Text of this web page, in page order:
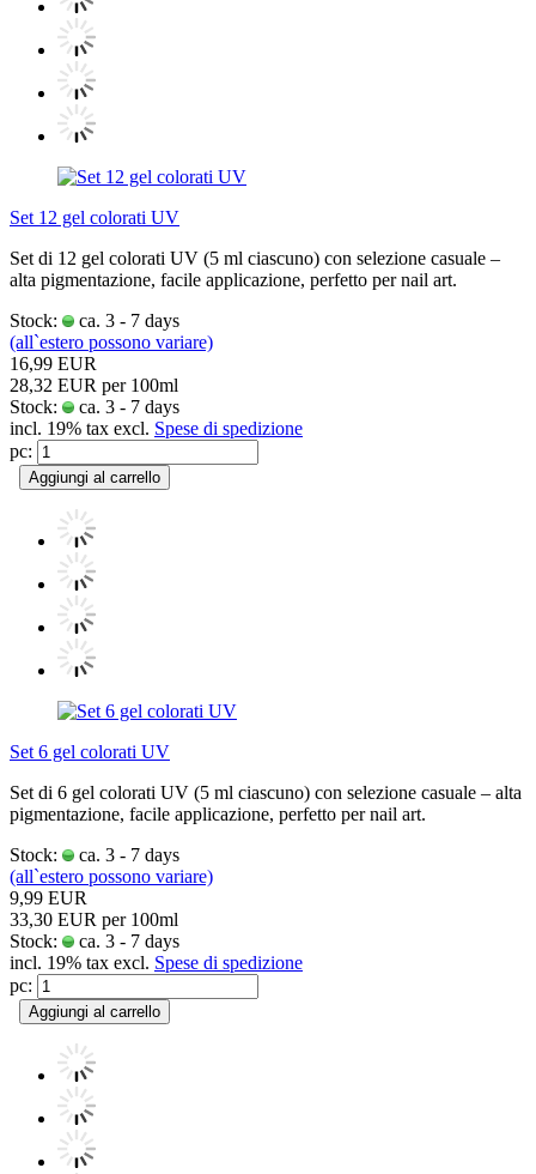
Set 12 gel colorati UV
Set di 12 gel colorati UV (5 ml ciascuno) con selezione casuale –
alta pigmentazione, facile applicazione, perfetto per nail art.
Stock:
ca. 3 - 7 days
(all`estero possono variare)
16,99 EUR
28,32 EUR per 100ml
Stock:
ca. 3 - 7 days
incl. 19% tax excl. Spese di spedizione
pc:
Aggiungi al carrello
Set 6 gel colorati UV
Set di 6 gel colorati UV (5 ml ciascuno) con selezione casuale – alta
pigmentazione, facile applicazione, perfetto per nail art.
Stock:
ca. 3 - 7 days
(all`estero possono variare)
9,99 EUR
33,30 EUR per 100ml
Stock:
ca. 3 - 7 days
incl. 19% tax excl. Spese di spedizione
pc:
Aggiungi al carrello